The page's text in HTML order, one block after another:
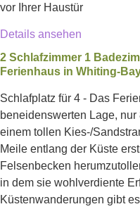
vor Ihrer Haustür
Details ansehen
2 Schlafzimmer 1
Ferienhaus in Whiting-
Schlafplatz für 4 - Das
beneidenswerten Lage,
einem tollen Kies-/
Meile entlang der Küste
Felsenbecken
in dem sie wohlverdiente
Küstenwanderungen gibt